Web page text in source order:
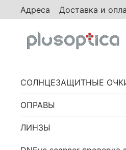
Адреса Доставка и
СОЛНЦЕЗАЩИТНЫЕ
ОПРАВЫ
ЛИНЗЫ